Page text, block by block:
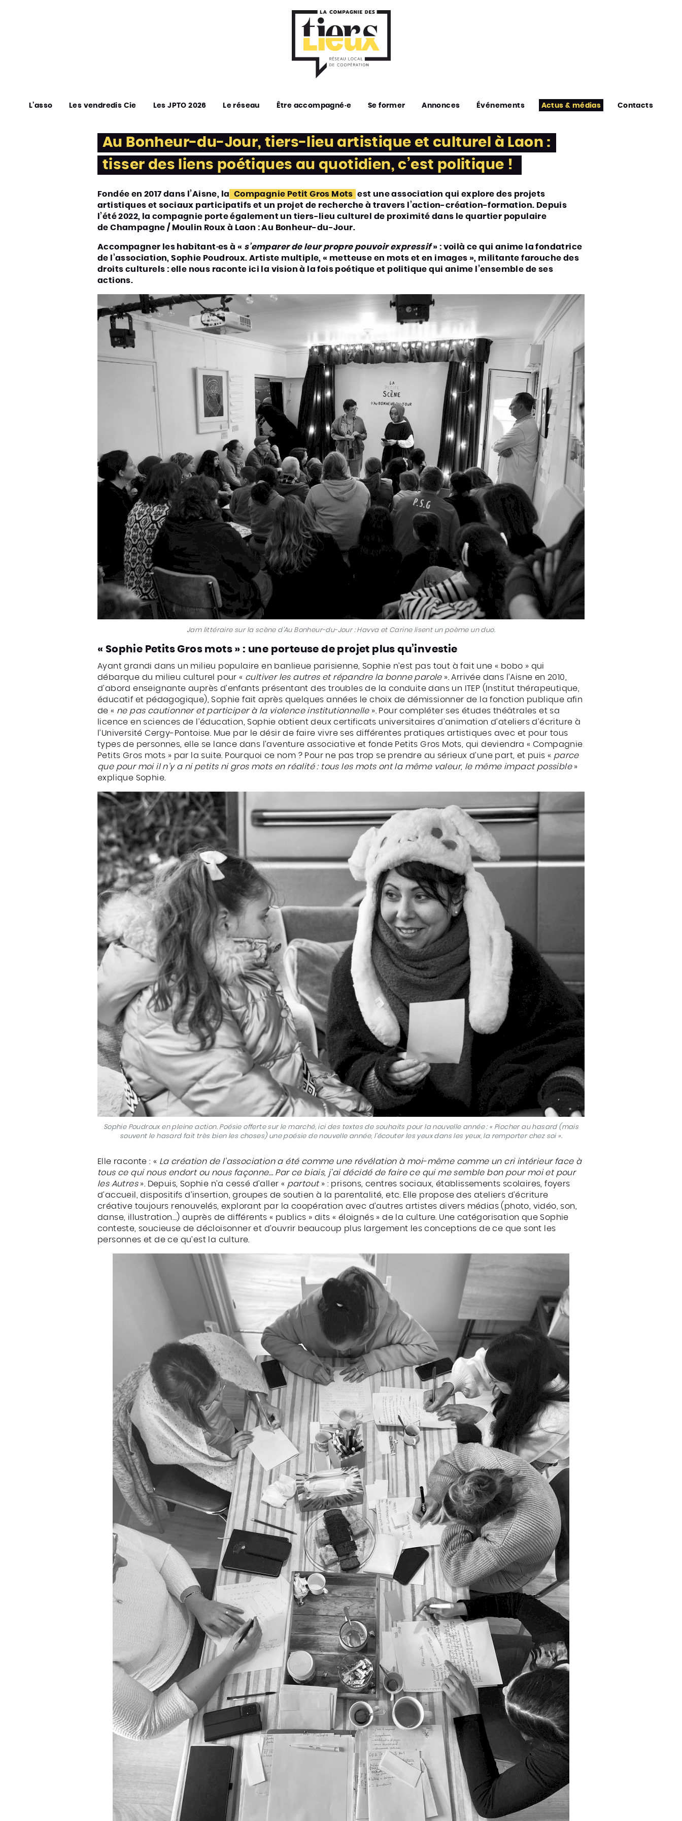
L’asso Les vendredis Cie Les JPTO 2026 Le réseau Être accompagné·e Se former Annonces Événements Actus & médias Contacts
Au Bonheur-du-Jour, tiers-lieu artistique et culturel à Laon :
tisser des liens poétiques au quotidien, c’est politique !
Fondée en 2017 dans l’Aisne, la Compagnie Petit Gros Mots est une association qui explore des projets
artistiques et sociaux participatifs et un projet de recherche à travers l’action-création-formation. Depuis
l’été 2022, la compagnie porte également un tiers-lieu culturel de proximité dans le quartier populaire
de Champagne / Moulin Roux à Laon : Au Bonheur-du-Jour.
Accompagner les habitant·es à « s’emparer de leur propre pouvoir expressif» : voilà ce qui anime la fondatrice
de l’association, Sophie Poudroux. Artiste multiple, « metteuse en mots et en images », militante farouche des
droits culturels : elle nous raconte ici la vision à la fois poétique et politique qui anime l’ensemble de ses
actions.
Jam littéraire sur la scène d’Au Bonheur-du-Jour : Havva et Carine lisent un poème un duo.
« Sophie Petits Gros mots » : une porteuse de projet plus qu’investie
Ayant grandi dans un milieu populaire en banlieue parisienne, Sophie n’est pas tout à fait une « bobo » qui
débarque du milieu culturel pour « cultiver les autres et répandre la bonne parole». Arrivée dans l’Aisne en 2010,
d’abord enseignante auprès d’enfants présentant des troubles de la conduite dans un ITEP (Institut thérapeutique,
éducatif et pédagogique), Sophie fait après quelques années le choix de démissionner de la fonction publique afin
de « ne pas cautionner et participer à la violence institutionnelle». Pour compléter ses études théâtrales et sa
licence en sciences de l’éducation, Sophie obtient deux certificats universitaires d’animation d’ateliers d’écriture à
l’Université Cergy-Pontoise. Mue par le désir de faire vivre ses différentes pratiques artistiques avec et pour tous
types de personnes, elle se lance dans l’aventure associative et fonde Petits Gros Mots, qui deviendra « Compagnie
Petits Gros mots » par la suite. Pourquoi ce nom ? Pour ne pas trop se prendre au sérieux d’une part, et puis « parce
que pour moi il n’y a ni petits ni gros mots en réalité : tous les mots ont la même valeur, le même impact possible»
explique Sophie.
Sophie Poudroux en pleine action. Poésie offerte sur le marché, ici des textes de souhaits pour la nouvelle année : « Piocher au hasard (mais
souvent le hasard fait très bien les choses) une poésie de nouvelle année, l’écouter les yeux dans les yeux, la remporter chez soi ».
Elle raconte : « La création de l’association a été comme une révélation à moi-même comme un cri intérieur face à
tous ce qui nous endort ou nous façonne… Par ce biais, j’ai décidé de faire ce qui me semble bon pour moi et pour
les Autres». Depuis, Sophie n’a cessé d’aller « partout» : prisons, centres sociaux, établissements scolaires, foyers
d’accueil, dispositifs d’insertion, groupes de soutien à la parentalité, etc. Elle propose des ateliers d’écriture
créative toujours renouvelés, explorant par la coopération avec d’autres artistes divers médias (photo, vidéo, son,
danse, illustration…) auprès de différents « publics » dits « éloignés » de la culture. Une catégorisation que Sophie
conteste, soucieuse de décloisonner et d’ouvrir beaucoup plus largement les conceptions de ce que sont les
personnes et de ce qu’est la culture.